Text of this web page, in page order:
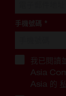
手機號碼 *
我已閱讀
Asia
Asia 的